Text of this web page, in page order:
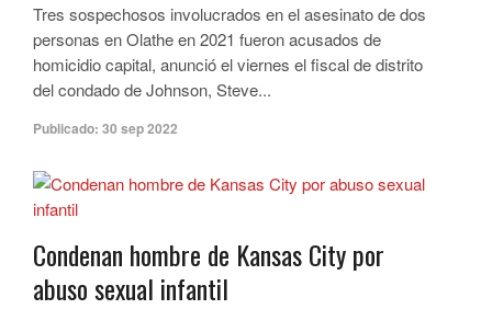
Tres sospechosos involucrados en el asesinato de dos
personas en Olathe en 2021 fueron acusados ​​de
homicidio capital, anunció el viernes el fiscal de distrito
del condado de Johnson, Steve...
Publicado: 30 sep 2022
Condenan hombre de Kansas City por
abuso sexual infantil